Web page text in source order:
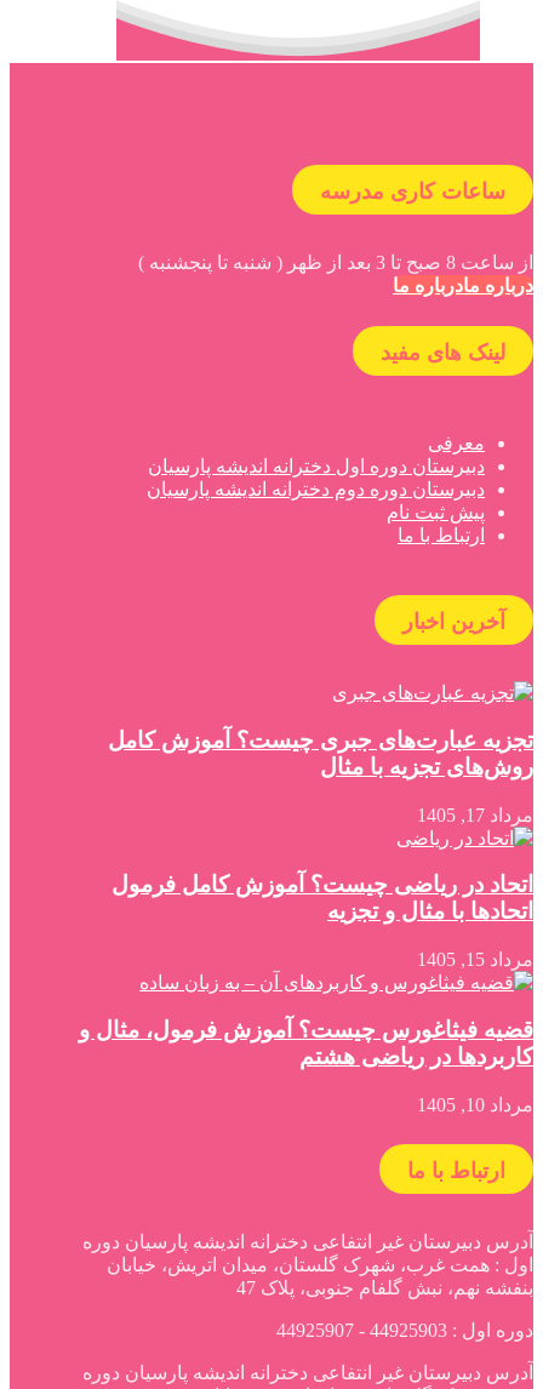
ساعات کاری مدرسه
از ساعت 8 صبح تا 3 بعد از ظهر ( شنبه تا پنجشنبه )
درباره مادرباره ما
لینک های مفید
معرفی
دبیرستان دوره اول دخترانه اندیشه پارسیان
دبیرستان دوره دوم دخترانه اندیشه پارسیان
پیش ثبت نام
ارتباط با ما
آخرین اخبار
تجزیه عبارت‌های جبری چیست؟ آموزش کامل
روش‌های تجزیه با مثال
مرداد 17, 1405
اتحاد در ریاضی چیست؟ آموزش کامل فرمول
اتحادها با مثال و تجزیه
مرداد 15, 1405
قضیه فیثاغورس چیست؟ آموزش فرمول، مثال و
کاربردها در ریاضی هشتم
مرداد 10, 1405
ارتباط با ما
آدرس دبیرستان غیر انتفاعی دخترانه اندیشه پارسیان دوره
اول : همت غرب، شهرک گلستان، میدان اتریش، خیابان
بنفشه نهم، نبش گلفام جنوبی، پلاک 47
دوره اول : 44925903 - 44925907
آدرس دبیرستان غیر انتفاعی دخترانه اندیشه پارسیان دوره